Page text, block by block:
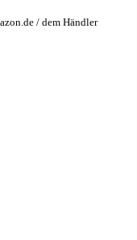
/ dem Händler